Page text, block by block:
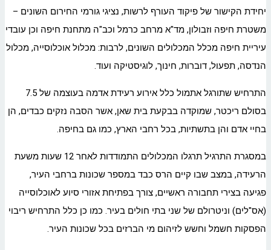
יחידת הקישור של פיקוד העורף לרשות, נציגי גורמי החירום השונים –
משטרת חיפה וזבולון, מד"א מרחב כרמל וכב"ה מתחנת חיפה וכן עובדי
עיריית חיפה מכלל המכלולים השונים, לרבות: מכלול אוכלוסייה, מכלול
הנדסה, תפעול, דוברות, חינוך, לוגיסטיקה ועוד.
התרחיש שתורגל אתמול כלל אירוע רעידת אדמה בעוצמה של 7.5
בסולם ריכטר, שמוקדה בבקעת בית שאן, אשר הסבה נזקים כבדים, הן
בחיי אדם והן בתשתיות, בכל רחבי הארץ, כמו גם בחיפה.
במסגרת התרגיל תרגלו המכלולים התמודדות לאחר 12 שעות משעת
הרעידה, במצב שבו קיים הרס כבד במספר שכונות ברחבי העיר,
פגיעה בצירי תחבורה ראשיים, צורך בפתיחת אזורי סיוע לאוכלוסייה
(אס"לים) וניטרולם של שני בתי חולים בעיר. כמו כן כלל התרחיש ריבוי
הפסקות חשמל וחשש לזיהום מי הברזים בכל שכונות העיר.